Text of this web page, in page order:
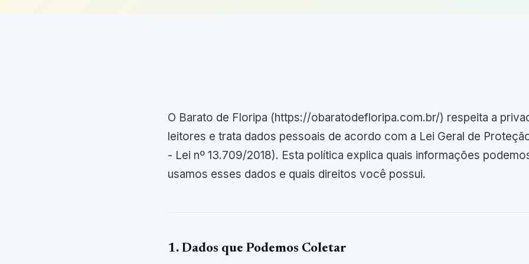
O Barato de Floripa (https://obaratodefloripa.com.br/) respeita a
leitores e trata dados pessoais de acordo com a Lei Geral de
- Lei nº 13.709/2018). Esta política explica quais informações
usamos esses dados e quais direitos você possui.
1. Dados que Podemos Coletar